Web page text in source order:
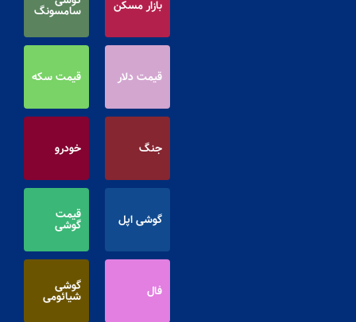
بازار مسکن سامسونگ
قیمت دلار قیمت سکه
جنگ خودرو
گوشی اپل قیمت
گوشی
فال گوشی
شیائومی